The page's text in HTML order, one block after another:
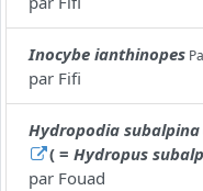
Inocybe ianthinopes
par Fifi
Hydropodia subalpina
( =Hydropus
par Fouad